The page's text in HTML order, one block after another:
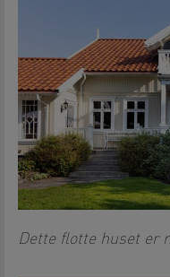
Dette flotte huset er